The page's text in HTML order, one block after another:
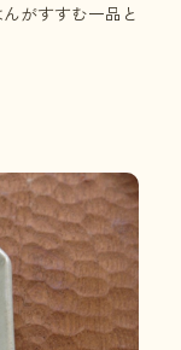
がすすむ一品と